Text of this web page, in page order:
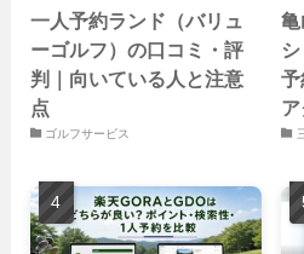
一人予約ランド（バリュ
ーゴルフ）の口コミ・評
判｜向いている人と注意
点
ゴルフサービス
予